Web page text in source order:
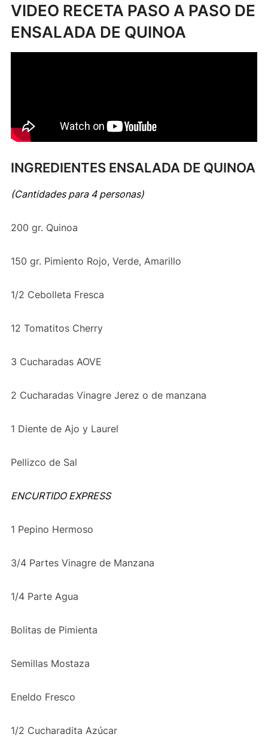
VIDEO RECETA PASO A PASO DE
ENSALADA DE QUINOA
INGREDIENTES ENSALADA DE QUINOA
(Cantidades para 4 personas)
200 gr. Quinoa
150 gr. Pimiento Rojo, Verde, Amarillo
1/2 Cebolleta Fresca
12 Tomatitos Cherry
3 Cucharadas AOVE
2 Cucharadas Vinagre Jerez o de manzana
1 Diente de Ajo y Laurel
Pellizco de Sal
ENCURTIDO EXPRESS
1 Pepino Hermoso
3/4 Partes Vinagre de Manzana
1/4 Parte Agua
Bolitas de Pimienta
Semillas Mostaza
Eneldo Fresco
1/2 Cucharadita Azúcar